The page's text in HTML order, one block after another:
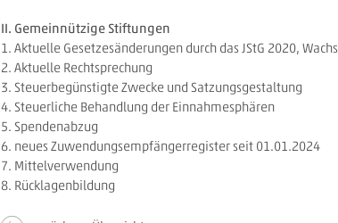
II. Gemeinnützige Stiftungen
1. Aktuelle Gesetzesänderungen durch das JStG 2020,
2. Aktuelle Rechtsprechung
3. Steuerbegünstigte Zwecke und Satzungsgestaltung
4. Steuerliche Behandlung der Einnahmesphären
5. Spendenabzug
6. neues Zuwendungsempfängerregister seit 01.01.2024
7. Mittelverwendung
8. Rücklagenbildung